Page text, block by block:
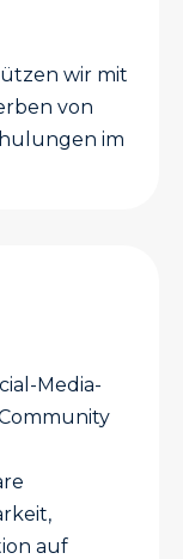
wir mit
von
im
Media-
auf